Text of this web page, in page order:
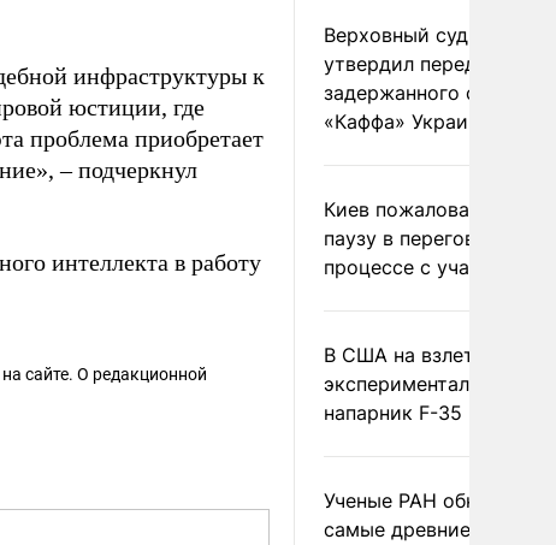
инфраструктуры к
юстиции, где
проблема приобретает
– подчеркнул
интеллекта в работу
на сайте. О редакционной
Верховный суд Швеции
утвердил передачу
задержанного
«Каффа» Украине
Киев пожаловался на
паузу в переговорном
процессе с участием
В США на взлете
экспериментальный
напарник F-35
Ученые РАН
самые древние